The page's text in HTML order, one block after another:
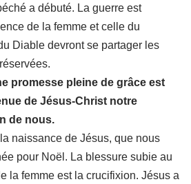
a débuté. La guerre est
de la femme et celle du
Diable devront se partager les
promesse pleine de grâce est
de Jésus-Christ notre
de nous.
naissance de Jésus, que nous
pour Noël. La blessure subie au
la femme est la crucifixion. Jésus a